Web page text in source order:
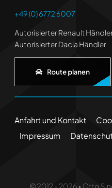
+49 (0) 6772 6007
Autorisierter Renault
Autorisierter Dacia Händler
Route planen
Anfahrt und Kontakt
Impressum
© 2012 - 2026 • Otto